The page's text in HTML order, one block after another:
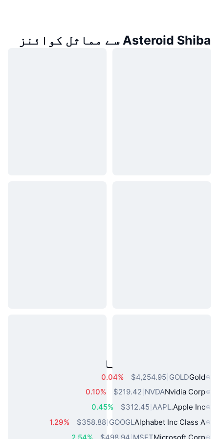
Asteroid Shiba سے مماثل کوائنز
مقبول حقیقی دنیا کے اثاثے
Gold
GOLD
$4,254.95
0.04%
Nvidia Corp
NVDA
$219.42
0.10%
Apple Inc.
AAPL
$312.45
0.45%
Alphabet Inc Class A
GOOGL
$358.88
1.29%